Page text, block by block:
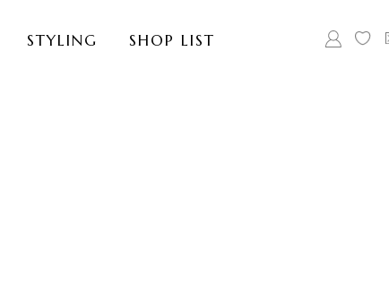
STYLING SHOP LIST